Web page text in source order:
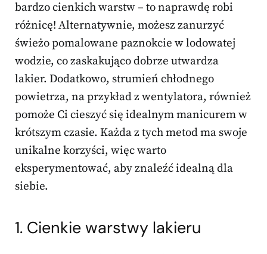
bardzo cienkich warstw – to naprawdę robi
różnicę! Alternatywnie, możesz zanurzyć
świeżo pomalowane paznokcie w lodowatej
wodzie, co zaskakująco dobrze utwardza
lakier. Dodatkowo, strumień chłodnego
powietrza, na przykład z wentylatora, również
pomoże Ci cieszyć się idealnym manicurem w
krótszym czasie. Każda z tych metod ma swoje
unikalne korzyści, więc warto
eksperymentować, aby znaleźć idealną dla
siebie.
1. Cienkie warstwy lakieru